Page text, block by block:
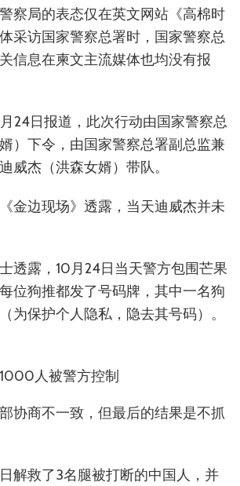
察局的表态仅在英文网站《高棉时
采访国家警察总署时，国家警察总
信息在柬文主流媒体也均没有报
24日报道，此次行动由国家警察总
）下令，由国家警察总署副总监兼
威杰（洪森女婿）带队。
金边现场》透露，当天迪威杰并未
透露，10月24日当天警方包围芒果
位狗推都发了号码牌，其中一名狗
为保护个人隐私，隐去其号码）。
人被警方控制
协商不一致，但最后的结果是不抓
解救了3名腿被打断的中国人，并